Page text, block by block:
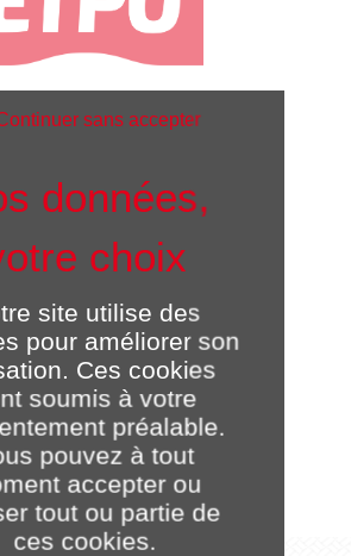
CIFE - Groupe ETPO
BP 60338
44803 Saint-Herblain
CONTACT
Olivier TARDY
Président Directeur Général
site utilise des
pour améliorer son
Ces cookies
soumis à votre
préalable.
pouvez à tout
accepter ou
tout ou partie de
ces cookies.
sans accepter